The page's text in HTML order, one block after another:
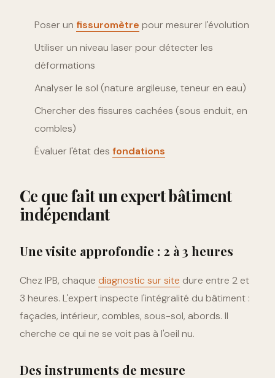
Poser un fissuromètre pour mesurer l'évolution
Utiliser un niveau laser pour détecter les
déformations
Analyser le sol (nature argileuse, teneur en eau)
Chercher des fissures cachées (sous enduit, en
combles)
Évaluer l'état des fondations
Ce que fait un expert bâtiment
indépendant
Une visite approfondie : 2 à 3 heures
Chez IPB, chaque diagnostic sur site dure entre 2 et
3 heures. L'expert inspecte l'intégralité du bâtiment :
façades, intérieur, combles, sous-sol, abords. Il
cherche ce qui ne se voit pas à l'oeil nu.
Des instruments de mesure